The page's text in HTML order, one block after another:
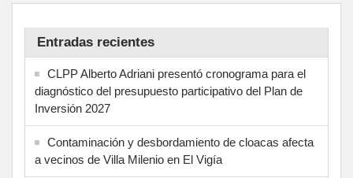
Entradas recientes
CLPP Alberto Adriani presentó cronograma para el
diagnóstico del presupuesto participativo del Plan de
Inversión 2027
Contaminación y desbordamiento de cloacas afecta
a vecinos de Villa Milenio en El Vigía